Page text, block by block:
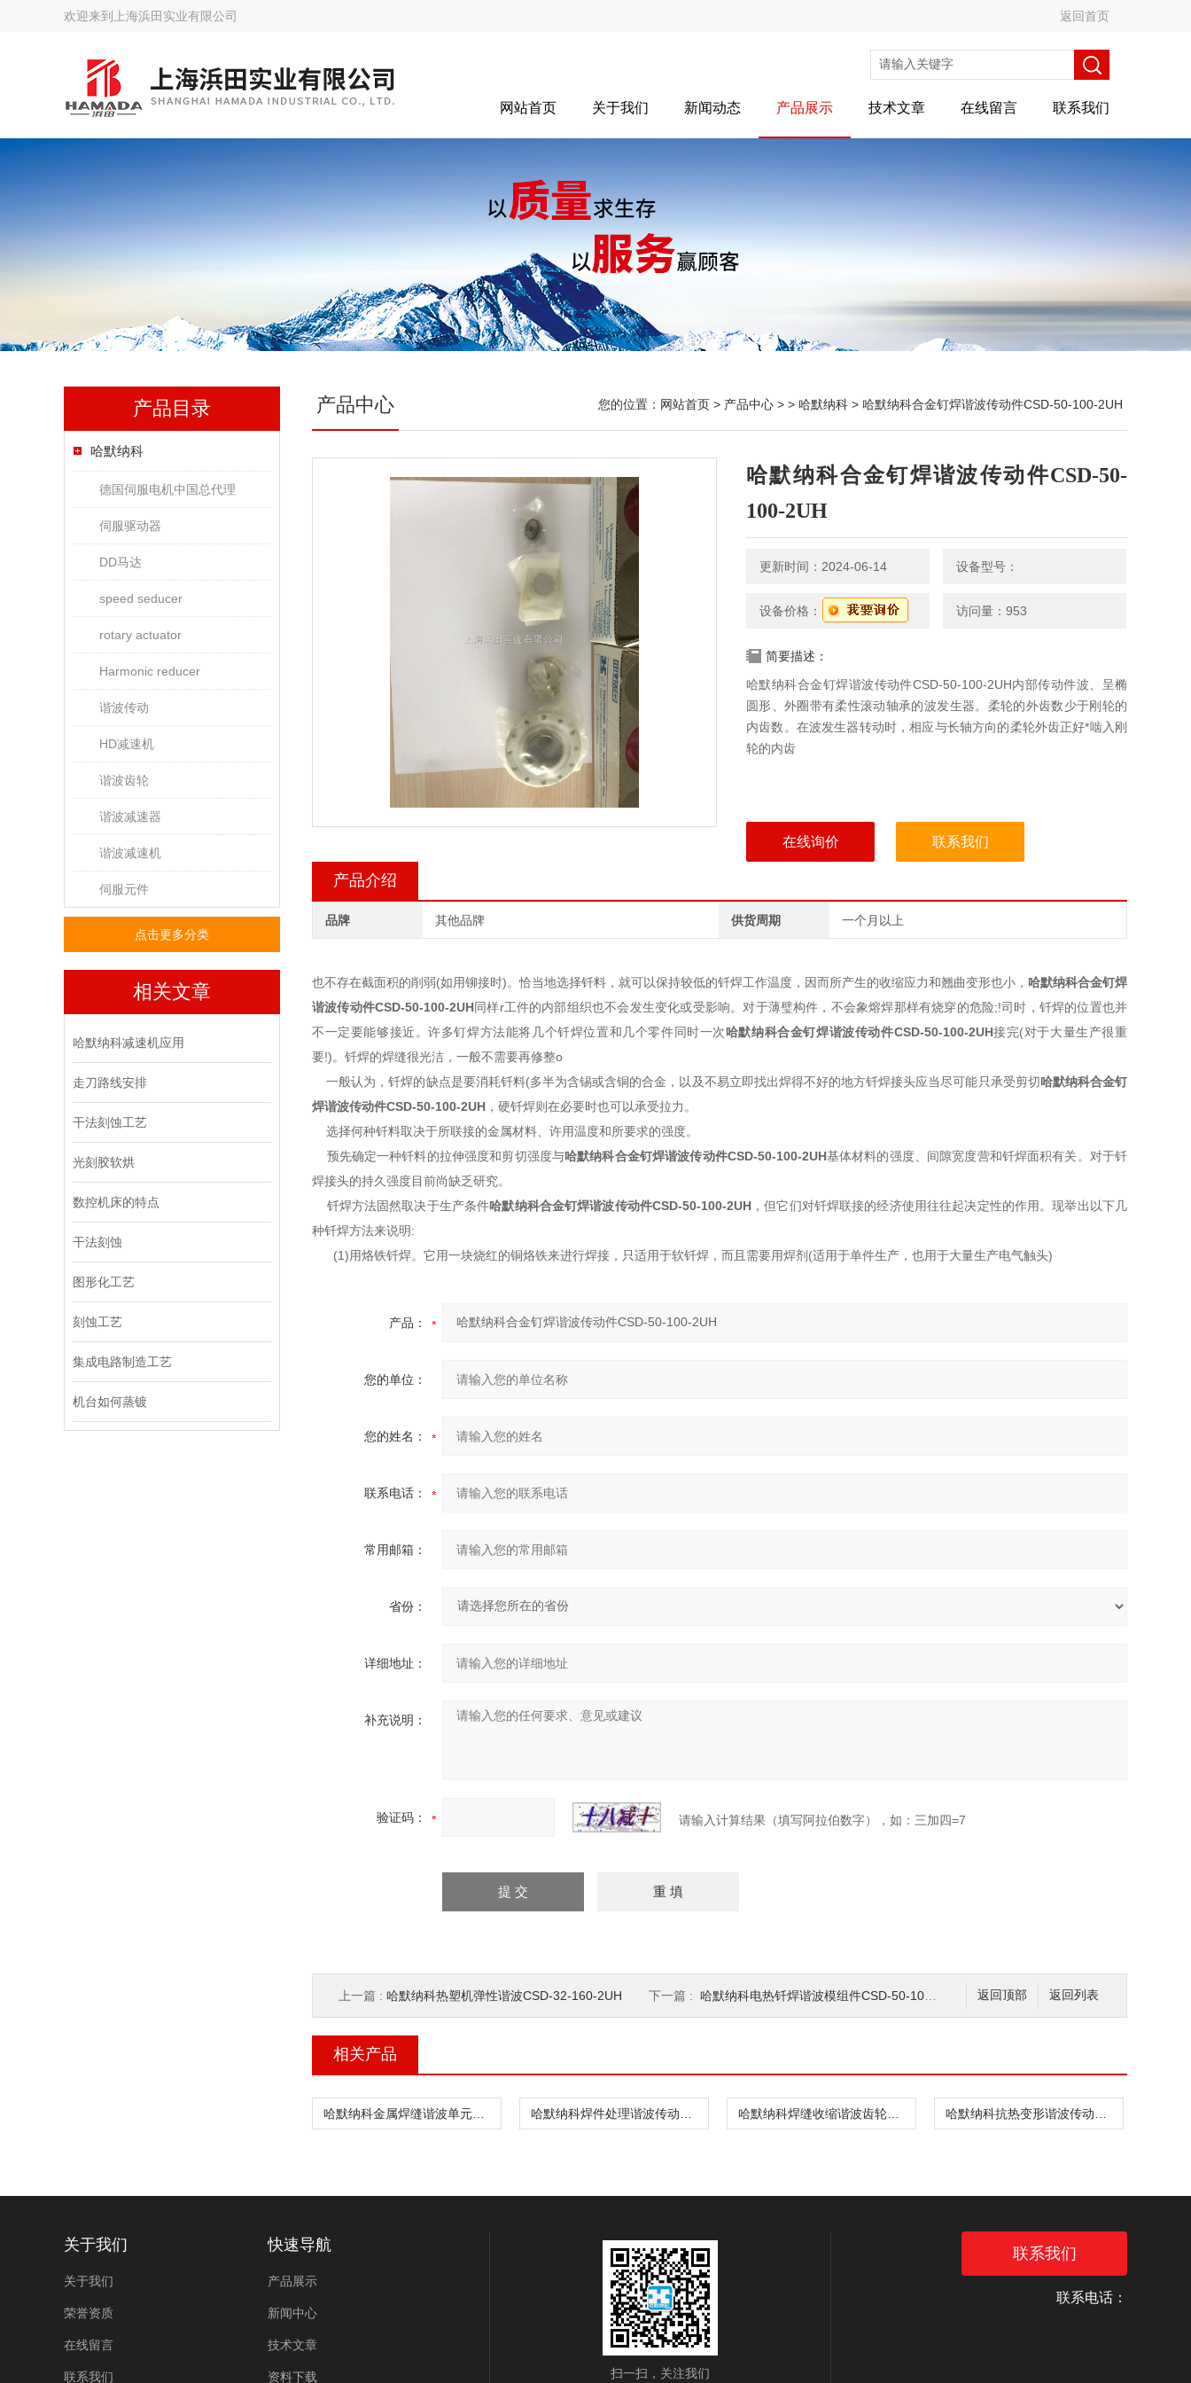
欢迎来到 上海浜田实业有限公司 返回首页
网站首页 关于我们 新闻动态 产品展示 技术文章 在线留言 联系我们
产品目录
哈默纳科
德国伺服电机中国总代理
伺服驱动器
DD马达
speed seducer
rotary actuator
Harmonic reducer
谐波传动
HD减速机
谐波齿轮
谐波减速器
谐波减速机
伺服元件
点击更多分类
相关文章
哈默纳科减速机应用
走刀路线安排
干法刻蚀工艺
光刻胶软烘
数控机床的特点
干法刻蚀
图形化工艺
刻蚀工艺
集成电路制造工艺
机台如何蒸镀
产品中心 您的位置： 网站首页 > 产品中心 > > 哈默纳科 > 哈默纳科合金钉焊谐波传动件CSD-50-100-2UH
哈默纳科合金钉焊谐波传动件CSD-50-
100-2UH
更新时间：2024-06-14 设备型号：
设备价格： 访问量：953
简要描述：
哈默纳科合金钉焊谐波传动件CSD-50-100-2UH内部传动件波、呈椭
圆形、外圈带有柔性滚动轴承的波发生器。柔轮的外齿数少于刚轮的
内齿数。在波发生器转动时，相应与长轴方向的柔轮外齿正好*啮入刚
轮的内齿
在线询价 联系我们
产品介绍
品牌 其他品牌 供货周期 一个月以上
也不存在截面积的削弱(如用铆接时)。恰当地选择钎料，就可以保持较低的钎焊工作温度，因而所产生的收缩应力和翘曲变形也小， 哈默纳科合金钉焊
谐波传动件CSD-50-100-2UH同样r工件的内部组织也不会发生变化或受影响。对于薄璧构件，不会象熔焊那样有烧穿的危险;!司时，钎焊的位置也并
不一定要能够接近。许多钉焊方法能将几个钎焊位置和几个零件同时一次哈默纳科合金钉焊谐波传动件CSD-50-100-2UH接完(对于大量生产很重
要!)。钎焊的焊缝很光洁，一般不需要再修整o
一般认为，钎焊的缺点是要消耗钎料(多半为含锡或含铜的合金，以及不易立即找出焊得不好的地方钎焊接头应当尽可能只承受剪切哈默纳科合金钉
焊谐波传动件CSD-50-100-2UH ，硬钎焊则在必要时也可以承受拉力。
选择何种钎料取决于所联接的金属材料、许用温度和所要求的强度。
预先确定一种钎料的拉伸强度和剪切强度与哈默纳科合金钉焊谐波传动件CSD-50-100-2UH基体材料的强度、间隙宽度营和钎焊面积有关。对于钎
焊接头的持久强度目前尚缺乏研究。
钎焊方法固然取决于生产条件哈默纳科合金钉焊谐波传动件CSD-50-100-2UH ，但它们对钎焊联接的经济使用往往起决定性的作用。现举出以下几
种钎焊方法来说明:
(1)用烙铁钎焊。它用一块烧红的铜烙铁来进行焊接，只适用于软钎焊，而且需要用焊剂(适用于单件生产，也用于大量生产电气触头)
产品：
您的单位：
您的姓名：
联系电话：
常用邮箱：
省份：
详细地址：
补充说明：
验证码： 请输入计算结果（填写阿拉伯数字），如：三加四=7
返回列表
返回顶部
上一篇 : 哈默纳科热塑机弹性谐波CSD-32-160-2UH 下一篇 : 哈默纳科电热钎焊谐波模组件CSD-50-100-2UF
相关产品
关于我们
关于我们
荣誉资质
在线留言
联系我们
快速导航
产品展示
新闻中心
技术文章
资料下载 扫一扫，关注我们
联系我们
联系电话：